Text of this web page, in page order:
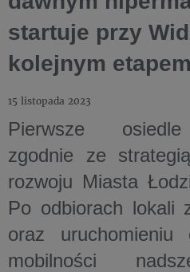
startuje przy
kolejnym
15 listopada 2023
Pierwsze osiedle
zgodnie ze
rozwoju Miasta
Po odbiorach lokali
oraz uruchomieniu
mobilności